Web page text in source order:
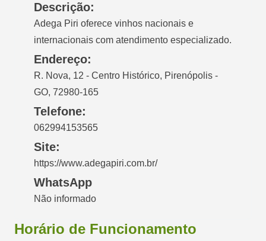
Descrição:
Adega Piri oferece vinhos nacionais e
internacionais com atendimento especializado.
Endereço:
R. Nova, 12 - Centro Histórico, Pirenópolis -
GO, 72980-165
Telefone:
062994153565
Site:
https://www.adegapiri.com.br/
WhatsApp
Não informado
Horário de Funcionamento